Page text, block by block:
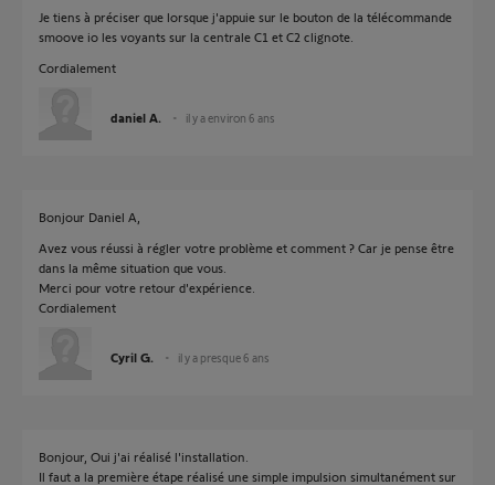
Je tiens à préciser que lorsque j'appuie sur le bouton de la télécommande
smoove io les voyants sur la centrale C1 et C2 clignote.
Cordialement
daniel A. il y a environ 6 ans
Bonjour Daniel A,
Avez vous réussi à régler votre problème et comment ? Car je pense être
dans la même situation que vous.
Merci pour votre retour d'expérience.
Cordialement
Cyril G. il y a presque 6 ans
Bonjour, Oui j'ai réalisé l'installation.
Il faut a la première étape réalisé une simple impulsion simultanément sur